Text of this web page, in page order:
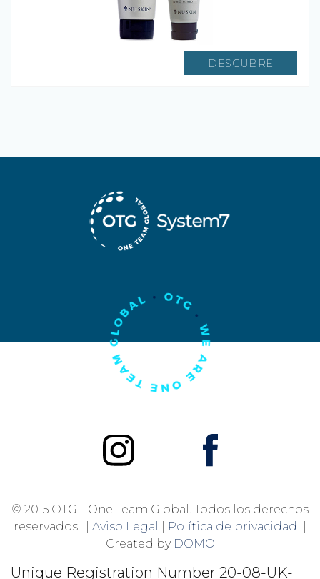
DESCUBRE
© 2015 OTG – One Team Global. Todos los derechos
reservados. | Aviso Legal Política de privacidad
Created by DOMO
Unique Registration Number 20-08-UK-